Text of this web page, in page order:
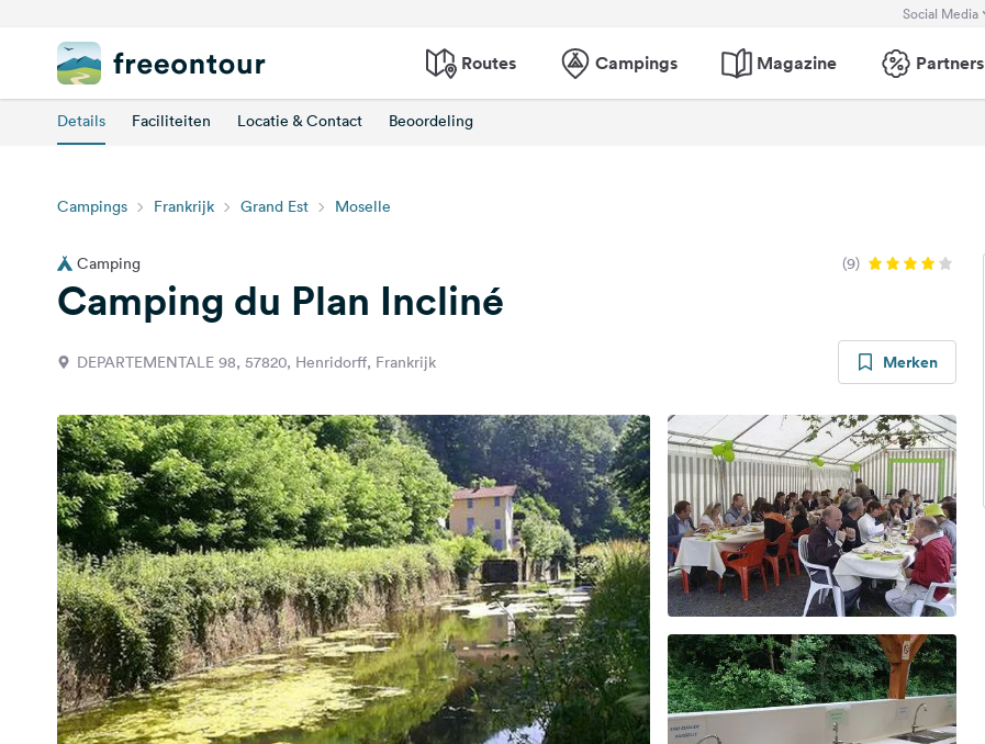
Social Media
Routes Campings Magazine Partners
Details Faciliteiten Locatie & Contact Beoordeling
Campings Frankrijk Grand Est Moselle
Camping (9)
Camping du Plan Incliné
DEPARTEMENTALE 98, 57820, Henridorff, Frankrijk Merken